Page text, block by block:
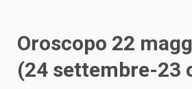
Oroscopo 22
(24 settembre-23